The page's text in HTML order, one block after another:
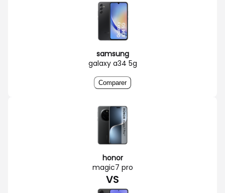
samsung
galaxy a34 5g
Comparer
honor
magic7 pro
VS